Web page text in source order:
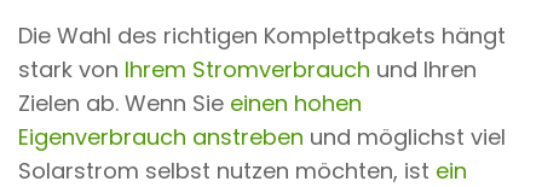
Die Wahl des richtigen Komplettpakets hängt
stark von Ihrem Stromverbrauch und Ihren
Zielen ab. Wenn Sie einen hohen
Eigenverbrauch anstreben und möglichst viel
Solarstrom selbst nutzen möchten, ist ein